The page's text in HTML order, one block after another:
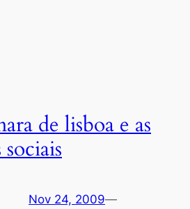
de lisboa e as
sociais
Nov 24, 2009—